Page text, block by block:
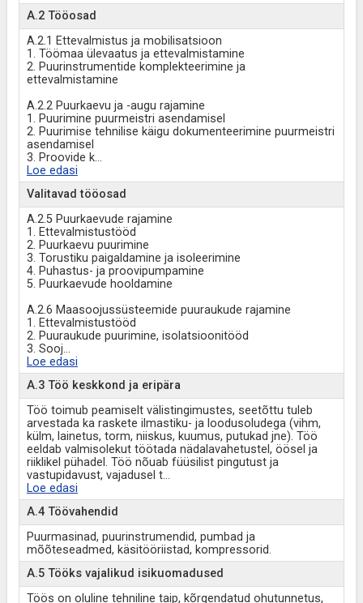
A.2 Tööosad
A.2.1 Ettevalmistus ja mobilisatsioon
1. Töömaa ülevaatus ja ettevalmistamine
2. Puurinstrumentide komplekteerimine ja
ettevalmistamine
A.2.2 Puurkaevu ja -augu rajamine
1. Puurimine puurmeistri asendamisel
2. Puurimise tehnilise käigu dokumenteerimine puurmeistri
asendamisel
3. Proovide k...
Loe edasi
Valitavad tööosad
A.2.5 Puurkaevude rajamine
1. Ettevalmistustööd
2. Puurkaevu puurimine
3. Torustiku paigaldamine ja isoleerimine
4. Puhastus- ja proovipumpamine
5. Puurkaevude hooldamine
A.2.6 Maasoojussüsteemide puuraukude rajamine
1. Ettevalmistustööd
2. Puuraukude puurimine, isolatsioonitööd
3. Sooj...
Loe edasi
A.3 Töö keskkond ja eripära
Töö toimub peamiselt välistingimustes, seetõttu tuleb
arvestada ka raskete ilmastiku- ja loodusoludega (vihm,
külm, lainetus, torm, niiskus, kuumus, putukad jne). Töö
eeldab valmisolekut töötada nädalavahetustel, öösel ja
riiklikel pühadel. Töö nõuab füüsilist pingutust ja
vastupidavust, vajadusel t...
Loe edasi
A.4 Töövahendid
Puurmasinad, puurinstrumendid, pumbad ja
mõõteseadmed, käsitööriistad, kompressorid.
A.5 Tööks vajalikud isikuomadused
Töös on oluline tehniline taip, kõrgendatud ohutunnetus,